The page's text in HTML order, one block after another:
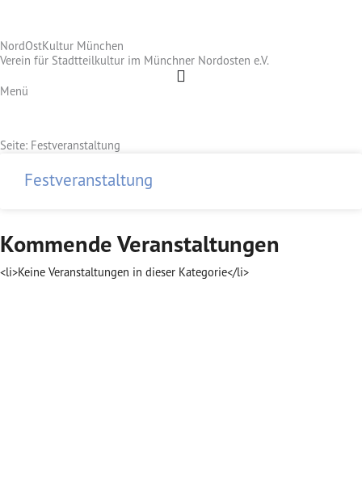
springen
NordOstKultur München
Verein für Stadtteilkultur im Münchner Nordosten e.V.
Menü
Seite: Festveranstaltung
Festveranstaltung
Kommende Veranstaltungen
<li>Keine Veranstaltungen in dieser Kategorie</li>